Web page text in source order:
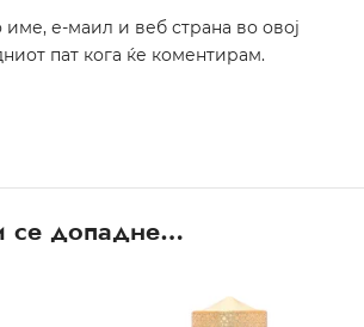
име, е-маил и веб страна во овој
пат кога ќе коментирам.
се допадне…